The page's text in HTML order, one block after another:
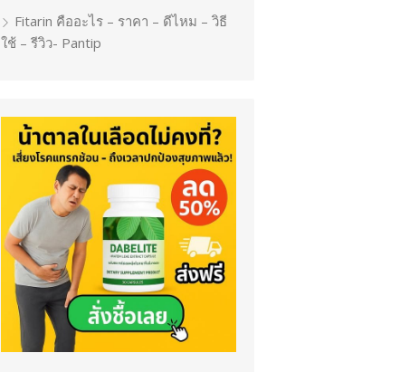
Fitarin คืออะไร – ราคา – ดีไหม – วิธี
ใช้ – รีวิว- Pantip